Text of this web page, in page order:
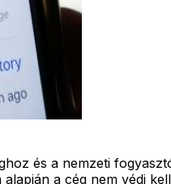
és a nemzeti
a cég nem védi